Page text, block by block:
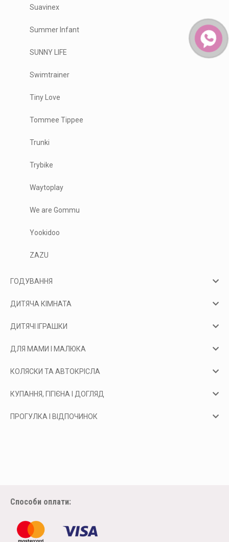
Suavinex
Summer Infant
SUNNY LIFE
Swimtrainer
Tiny Love
Tommee Tippee
Trunki
Trybike
Waytoplay
We are Gommu
Yookidoo
ZAZU
ГОДУВАННЯ
ДИТЯЧА КІМНАТА
ДИТЯЧІ ІГРАШКИ
ДЛЯ МАМИ І МАЛЮКА
КОЛЯСКИ ТА АВТОКРІСЛА
КУПАННЯ, ГІГІЄНА І ДОГЛЯД
ПРОГУЛКА І ВІДПОЧИНОК
Способи оплати: